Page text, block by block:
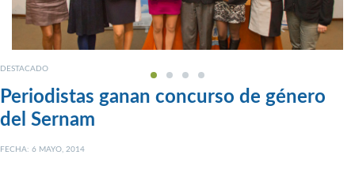
DESTACADO
Periodistas ganan concurso de género
del Sernam
FECHA: 6 MAYO, 2014